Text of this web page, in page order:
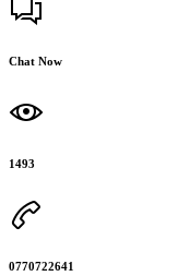
Chat Now
1493
0770722641